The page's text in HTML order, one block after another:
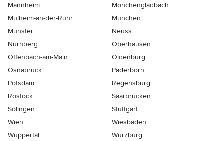
Mannheim
Mönchen­gladbach
Mülheim-an-der-Ruhr
München
Münster
Neuss
Nürnberg
Oberhausen
Offenbach-am-Main
Oldenburg
Osnabrück
Paderborn
Potsdam
Regensburg
Rostock
Saarbrücken
Solingen
Stuttgart
Wien
Wiesbaden
Wuppertal
Würzburg